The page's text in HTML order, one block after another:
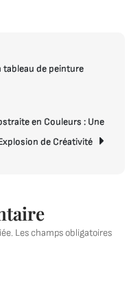
tableau de peinture
en Couleurs : Une
de Créativité
Les champs obligatoires